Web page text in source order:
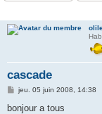
cascade
M
s
jeu. 05 juin 2008, 14:38
bonjour a tous